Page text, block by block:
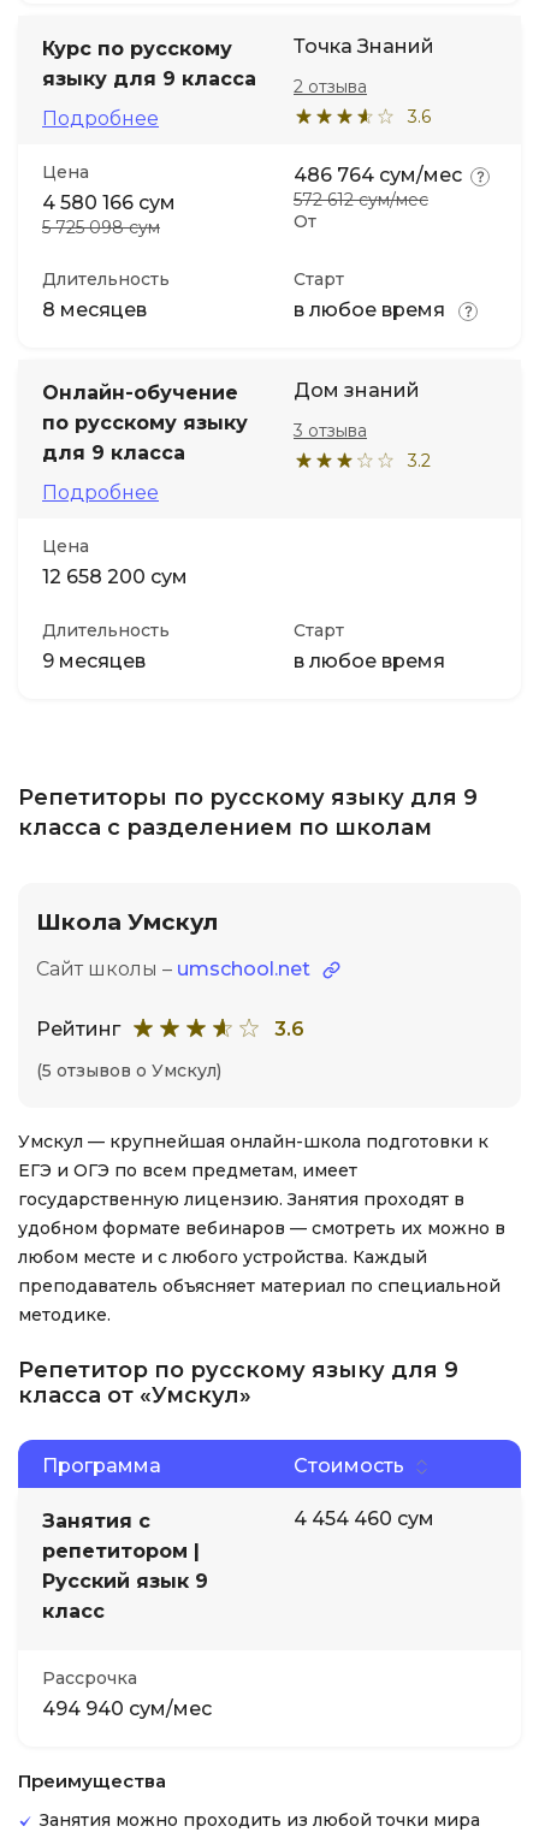
Курс по русскому
языку для 9 класса
Подробнее
Точка Знаний
3.6
2 отзыва
Цена
4 580 166 сум
5 725 098 сум От
486 764 сум/мес
572 612 сум/мес
Длительность
8 месяцев
Старт
в любое время
Онлайн-обучение
по русскому языку
для 9 класса
Подробнее
Дом знаний
3.2
3 отзыва
Цена
12 658 200 сум
Длительность
9 месяцев
Старт
в любое время
Репетиторы по русскому языку для 9
класса с разделением по школам
Школа Умскул
Сайт школы – umschool.net
Рейтинг 3.6
(5 отзывов о Умскул)
Умскул — крупнейшая онлайн-школа подготовки к
ЕГЭ и ОГЭ по всем предметам, имеет
государственную лицензию. Занятия проходят в
удобном формате вебинаров — смотреть их можно в
любом месте и с любого устройства. Каждый
преподаватель объясняет материал по специальной
методике.
Репетитор по русскому языку для 9
класса от «Умскул»
Программа Стоимость
Занятия с
репетитором |
Русский язык 9
класс
4 454 460 сум
Рассрочка
494 940 сум/мес
Преимущества
Занятия можно проходить из любой точки мира